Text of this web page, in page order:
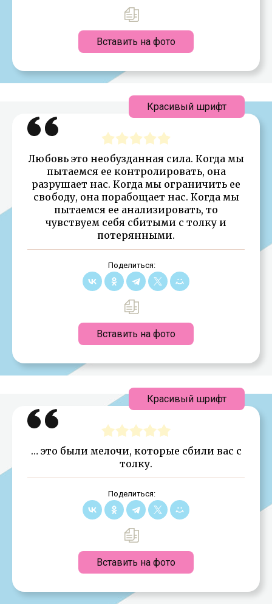
Вставить на фото
Любовь это необузданная сила. Когда мы
пытаемся ее контролировать, она
разрушает нас. Когда мы ограничить ее
свободу, она порабощает нас. Когда мы
пытаемся ее анализировать, то
чувствуем себя сбитыми с толку и
потерянными.
Поделиться:
Вставить на фото
Красивый шрифт
… это были мелочи, которые сбили вас с
толку.
Поделиться:
Вставить на фото
Красивый шрифт